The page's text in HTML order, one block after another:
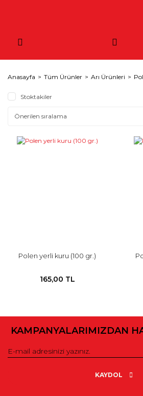
Anasayfa Tüm Ürünler Arı Ürünleri
Stoktakiler
Polen yerli kuru (100 gr.)
165,00 TL
KAMPANYALARIMIZDAN
KAYDOL